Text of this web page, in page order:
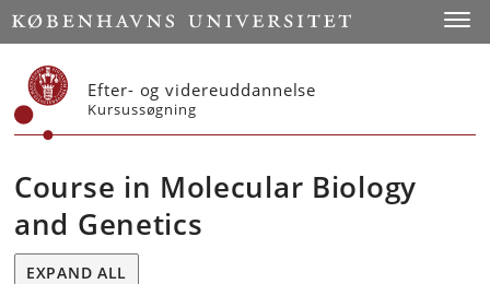
Start
Efter- og videreuddannelse
Kursussøgning
Course in Molecular Biology
and Genetics
EXPAND ALL